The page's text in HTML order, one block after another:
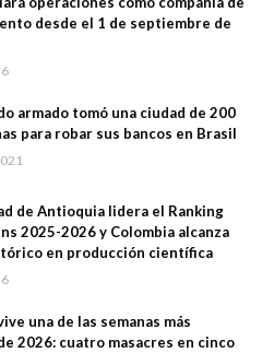
desde el 1 de septiembre de
armado tomó una ciudad de 200
para robar sus bancos en Brasil
de Antioquia lidera el Ranking
2025-2026 y Colombia alcanza
en producción científica
una de las semanas más
2026: cuatro masacres en cinco